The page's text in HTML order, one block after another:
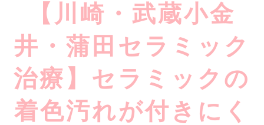
【川崎・武蔵小金
井・蒲田セラミック
治療】セラミックの
着色汚れが付きにく